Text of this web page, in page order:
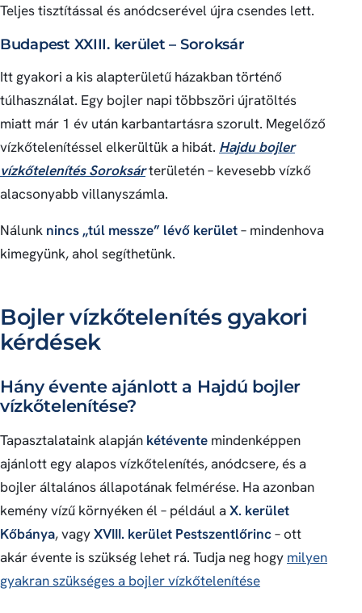
Teljes tisztítással és anódcserével újra csendes lett.
Budapest XXIII. kerület – Soroksár
Itt gyakori a kis alapterületű házakban történő
túlhasználat. Egy bojler napi többszöri újratöltés
miatt már 1 év után karbantartásra szorult. Megelőző
vízkőtelenítéssel elkerültük a hibát. Hajdu bojler
vízkőtelenítés Soroksárterületén – kevesebb vízkő
alacsonyabb villanyszámla.
Nálunk nincs „túl messze” lévő kerület– mindenhova
kimegyünk, ahol segíthetünk.
Bojler vízkőtelenítés gyakori
kérdések
Hány évente ajánlott a Hajdú bojler
vízkőtelenítése?
Tapasztalataink alapján kétévente mindenképpen
ajánlott egy alapos vízkőtelenítés, anódcsere, és a
bojler általános állapotának felmérése. Ha azonban
kemény vízű környéken él – például aX. kerület
Kőbánya, vagyXVIII. kerület Pestszentlőrinc– ott
akár évente is szükség lehet rá. Tudja neg hogy milyen
gyakran szükséges a bojler vízkőtelenítése